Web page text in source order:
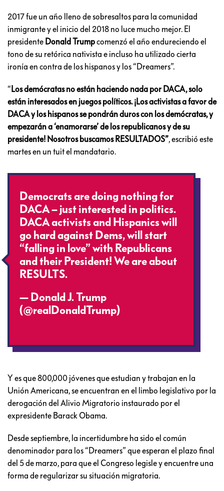
2017 fue un año lleno de sobresaltos para la comunidad
inmigrante y el inicio del 2018 no luce mucho mejor. El
presidente Donald Trumpcomenzó el año endureciendo el
tono de su retórica nativista e incluso ha utilizado cierta
ironía en contra de los hispanos y los “Dreamers”.
“ Los demócratas no están haciendo nada por DACA, solo
están interesados en juegos políticos. ¡Los activistas a favor de
DACA y los hispanos se pondrán duros con los demócratas, y
empezarán a ‘enamorarse’ de los republicanos y de su
presidente! Nosotros buscamos RESULTADOS”, escribió este
martes en un tuit el mandatario.
Democrats are doing nothing for
DACA – just interested in politics.
DACA activists and Hispanics will
go hard against Dems, will start
“falling in love” with Republicans
and their President! We are about
RESULTS.
— Donald J. Trump
(@realDonaldTrump)
Y es que 800,000 jóvenes que estudian y trabajan en la
Unión Americana, se encuentran en el limbo legislativo por la
derogación del Alivio Migratorio instaurado por el
expresidente Barack Obama.
Desde septiembre, la incertidumbre ha sido el común
denominador para los “Dreamers” que esperan el plazo final
del 5 de marzo, para que el Congreso legisle y encuentre una
forma de regularizar su situación migratoria.